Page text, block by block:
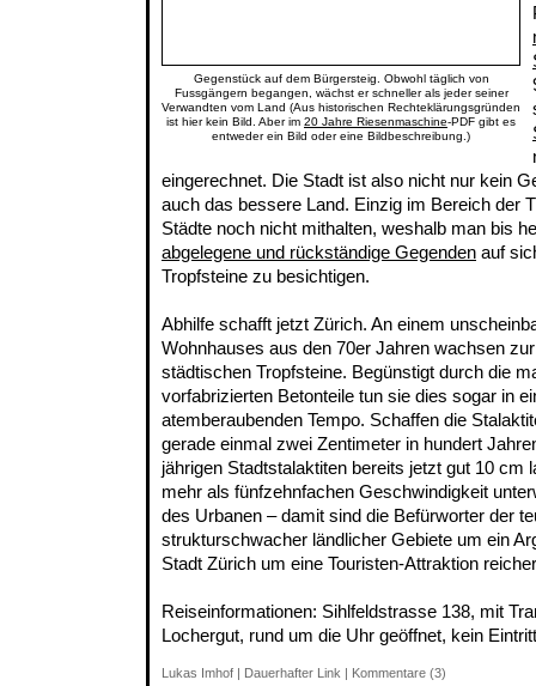
Gegenstück auf dem Bürgersteig. Obwohl täglich von
Fussgängern begangen, wächst er schneller als jeder seiner
Verwandten vom Land (Aus historischen Rechteklärungsgründen
ist hier kein Bild. Aber im 20 Jahre Riesenmaschine-PDF gibt es
entweder ein Bild oder eine Bildbeschreibung.)
eingerechnet. Die Stadt ist also nicht nur kein
auch das bessere Land. Einzig im Bereich der
Städte noch nicht mithalten, weshalb man bis
abgelegene und rückständige Gegenden auf
Tropfsteine zu besichtigen.
Abhilfe schafft jetzt Zürich. An einem
Wohnhauses aus den 70er Jahren wachsen
städtischen Tropfsteine. Begünstigt durch die
vorfabrizierten Betonteile tun sie dies sogar in
atemberaubenden Tempo. Schaffen die
gerade einmal zwei Zentimeter in hundert
jährigen Stadtstalaktiten bereits jetzt gut 10 cm
mehr als fünfzehnfachen Geschwindigkeit
des Urbanen – damit sind die Befürworter der
strukturschwacher ländlicher Gebiete um ein
Stadt Zürich um eine Touristen-Attraktion
Reiseinformationen: Sihlfeldstrasse 138, mit
Lochergut, rund um die Uhr geöffnet, kein Eintritt
Lukas Imhof | Dauerhafter Link | Kommentare (3)